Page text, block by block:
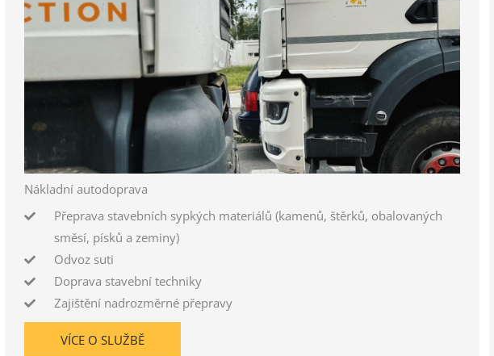
Nákladní autodoprava
Přeprava stavebních sypkých materiálů (kamenů, štěrků, obalovaných
směsí, písků a zeminy)
Odvoz suti
Doprava stavební techniky
Zajištění nadrozměrné přepravy
VÍCE O SLUŽBĚ